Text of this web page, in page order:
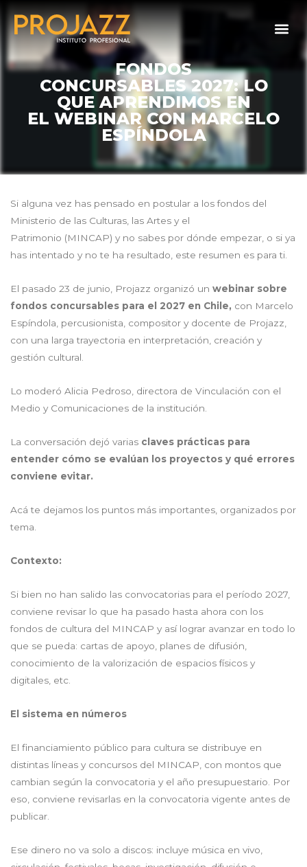
FONDOS
CONCURSABLES 2027: LO
QUE APRENDIMOS EN
EL WEBINAR CON MARCELO
ESPÍNDOLA
Si alguna vez has pensado en postular a los fondos del
Ministerio de las Culturas, las Artes y el
Patrimonio (MINCAP) y no sabes por dónde empezar, o si ya
has intentado y no te ha resultado, este resumen es para ti.
El pasado 23 de junio, Projazz organizó un webinar sobre
fondos concursables para el 2027 en Chile, con Marcelo
Espíndola, percusionista, compositor y docente de Projazz,
con una larga trayectoria en interpretación, creación y
gestión cultural.
Lo moderó Alicia Pedroso, directora de Vinculación con el
Medio y Comunicaciones de la institución.
La conversación dejó varias claves prácticas para
entender cómo se evalúan los proyectos y qué errores
conviene evitar.
Acá te dejamos los puntos más importantes, organizados por
tema.
Contexto:
Si bien no han salido las convocatorias para el período 2027,
conviene revisar lo que ha pasado hasta ahora con los
fondos de cultura del MINCAP y así lograr avanzar en todo lo
que se pueda: cartas de apoyo, planes de difusión,
conocimiento de la valorización de espacios físicos y
digitales, etc.
El sistema en números
El financiamiento público para cultura se distribuye en
distintas líneas y concursos del MINCAP, con montos que
cambian según la convocatoria y el año presupuestario. Por
eso, conviene revisarlas en la convocatoria vigente antes de
publicar.
Ese dinero no va solo a discos: incluye música en vivo,